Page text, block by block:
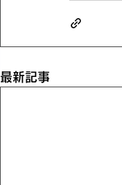
最新記事